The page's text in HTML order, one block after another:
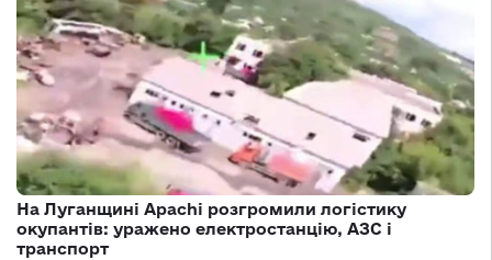
На Луганщині Apachi розгромили логістику
окупантів: уражено електростанцію, АЗС і
транспорт